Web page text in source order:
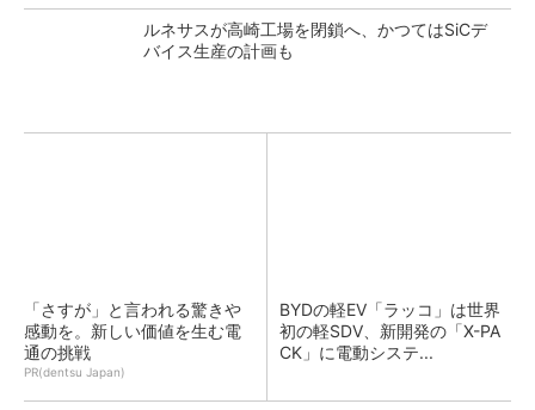
ルネサスが高崎工場を閉鎖へ、かつてはSiCデ
バイス生産の計画も
「さすが」と言われる驚きや
感動を。新しい価値を生む電
通の挑戦
PR(dentsu Japan)
BYDの軽EV「ラッコ」は世界
初の軽SDV、新開発の「X-PA
CK」に電動システ...